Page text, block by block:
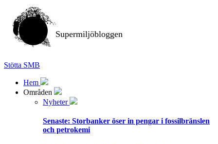
Supermiljöbloggen
Stötta SMB
Hem
Områden
Nyheter
Senaste: Storbanker öser in pengar i fossilbränslen
och petrokemi